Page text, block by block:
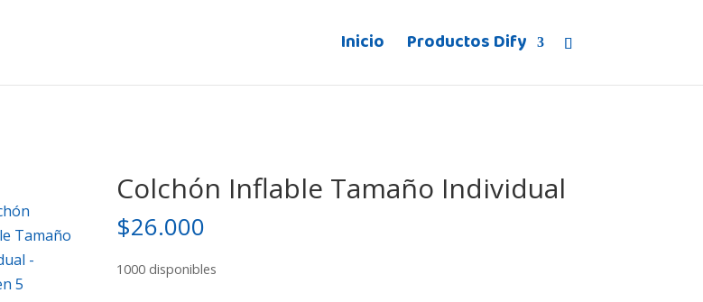
Inicio Productos Dify
Colchón Inflable Tamaño Individual
$26.000
1000 disponibles